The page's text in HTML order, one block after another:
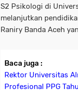
S2 Psikologi di
melanjutkan
Raniry Banda Aceh
Baca juga :
Rektor Universitas
Profesional PPG